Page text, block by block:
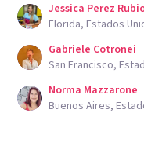
Jessica Perez
Florida, Estados
Gabriele Cotronei
San Francisco,
Norma Mazzarone
Buenos Aires,